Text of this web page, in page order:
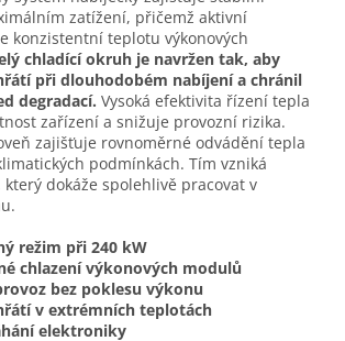
zatížení, přičemž aktivní
konzistentní teplotu výkonových
chladící okruh je navržen tak, aby
při dlouhodobém nabíjení a chránil
degradací. Vysoká efektivita řízení tepla
zařízení a snižuje provozní rizika.
zajišťuje rovnoměrné odvádění tepla
podmínkách. Tím vzniká
dokáže spolehlivě pracovat v
režim při 240 kW
chlazení výkonových modulů
bez poklesu výkonu
v extrémních teplotách
elektroniky